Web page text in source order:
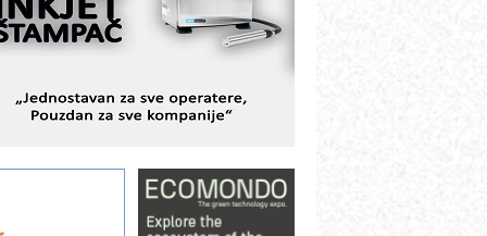
IBeRTIM - oprema za ispitivanje
kvaliteta
sistema
YAMADA pumpe – japanska
Filtration Group Industrial – Napredna
rešenja za filtraciju u hidrauličkim i
procesnim sistemima